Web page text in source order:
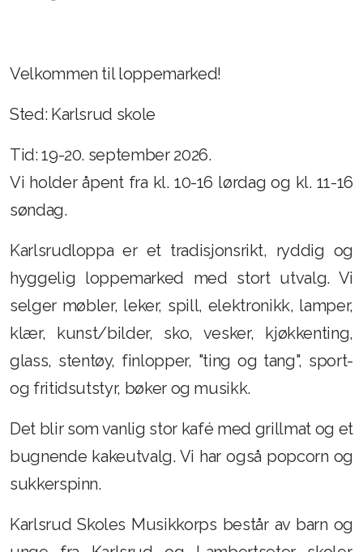
Velkommen til loppemarked!
Sted: Karlsrud skole
Tid: 19-20. september 2026.
Vi holder åpent fra kl. 10-16 lørdag og kl. 11-16
søndag.
Karlsrudloppa er et tradisjonsrikt, ryddig og
hyggelig loppemarked med stort utvalg. Vi
selger møbler, leker, spill, elektronikk, lamper,
klær, kunst/bilder, sko, vesker, kjøkkenting,
glass, stentøy, finlopper, "ting og tang", sport-
og fritidsutstyr, bøker og musikk.
Det blir som vanlig stor kafé med grillmat og et
bugnende kakeutvalg. Vi har også popcorn og
sukkerspinn.
Karlsrud Skoles Musikkorps består av barn og
Innmeldingsskjema
Utmelding